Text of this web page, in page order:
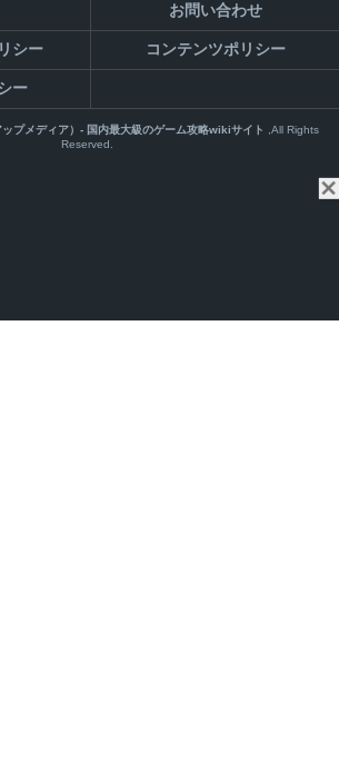
お問い合わせ
シー コンテンツポリシー
ー
プメディア）- 国内最大級のゲーム攻略wikiサイト ,All Rights
Reserved.